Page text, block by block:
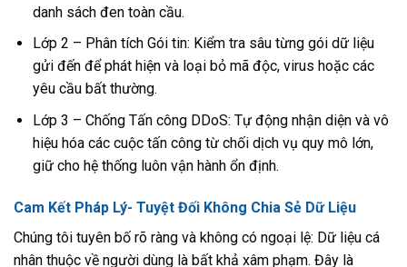
danh sách đen toàn cầu.
Lớp 2 – Phân tích Gói tin: Kiểm tra sâu từng gói dữ liệu
gửi đến để phát hiện và loại bỏ mã độc, virus hoặc các
yêu cầu bất thường.
Lớp 3 – Chống Tấn công DDoS: Tự động nhận diện và vô
hiệu hóa các cuộc tấn công từ chối dịch vụ quy mô lớn,
giữ cho hệ thống luôn vận hành ổn định.
Cam Kết Pháp Lý- Tuyệt Đối Không Chia Sẻ Dữ Liệu
Chúng tôi tuyên bố rõ ràng và không có ngoại lệ: Dữ liệu cá
nhân thuộc về người dùng là bất khả xâm phạm. Đây là